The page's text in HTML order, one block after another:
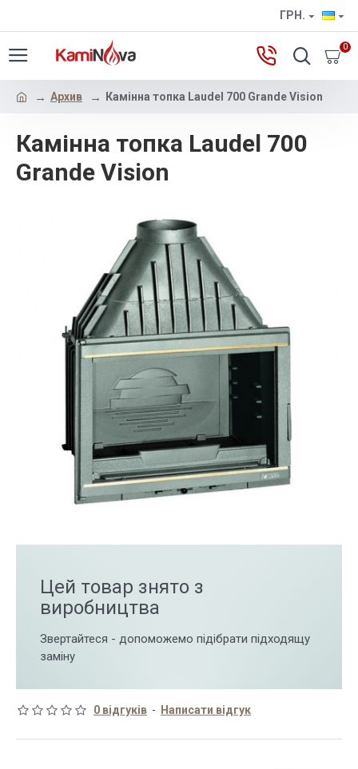
ГРН.
0
Архив Камінна топка Laudel 700 Grande Vision
Камінна топка Laudel 700
Grande Vision
Цей товар знято з
виробництва
Звертайтеся - допоможемо підібрати підходящу
заміну
0 відгуків - Написати відгук